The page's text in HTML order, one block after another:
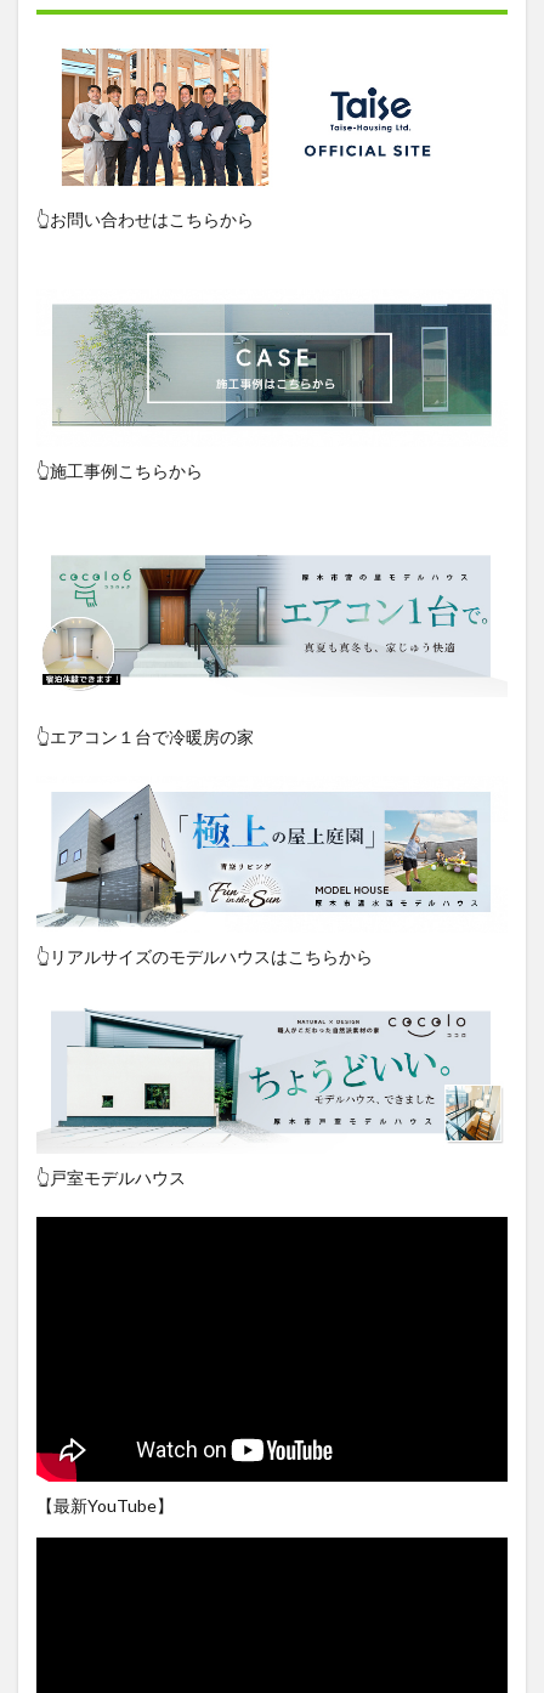
👆お問い合わせはこちらから
👆施工事例こちらから
👆エアコン１台で冷暖房の家
👆リアルサイズのモデルハウスはこちらから
👆戸室モデルハウス
【最新YouTube】